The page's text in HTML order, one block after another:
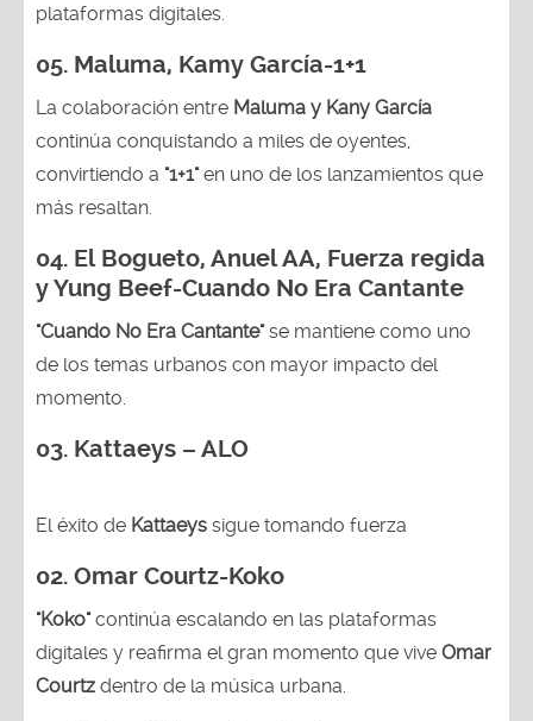
plataformas digitales.
05. Maluma, Kamy García-1+1
La colaboración entre Maluma y Kany García
continúa conquistando a miles de oyentes,
convirtiendo a "1+1"en uno de los lanzamientos que
más resaltan.
04. El Bogueto, Anuel AA, Fuerza regida
y Yung Beef-Cuando No Era Cantante
"Cuando No Era Cantante"se mantiene como uno
de los temas urbanos con mayor impacto del
momento.
03. Kattaeys – ALO
El éxito de Kattaeys sigue tomando fuerza
02. Omar Courtz-Koko
"Koko"continúa escalando en las plataformas
digitales y reafirma el gran momento que vive Omar
Courtz dentro de la música urbana.